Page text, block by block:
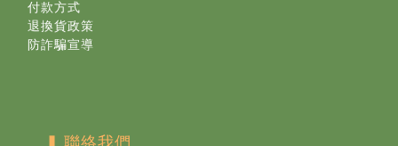
付款方式
退換貨政策
防詐騙宣導